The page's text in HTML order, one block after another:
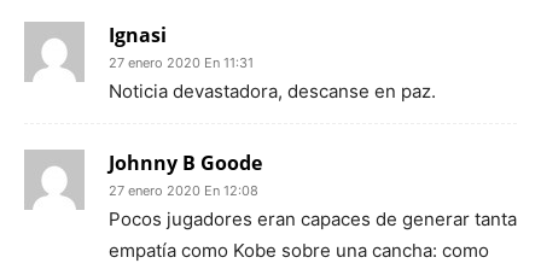
Ignasi
27 enero 2020 En 11:31
Noticia devastadora, descanse en paz.
Johnny B Goode
27 enero 2020 En 12:08
Pocos jugadores eran capaces de generar tanta
empatía como Kobe sobre una cancha: como